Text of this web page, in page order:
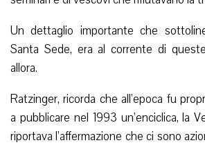
Un dettaglio importante che
Santa Sede, era al corrente di
allora.
Ratzinger, ricorda che all’epoca fu
a pubblicare nel 1993 un’enciclica, la
riportava l’affermazione che ci sono